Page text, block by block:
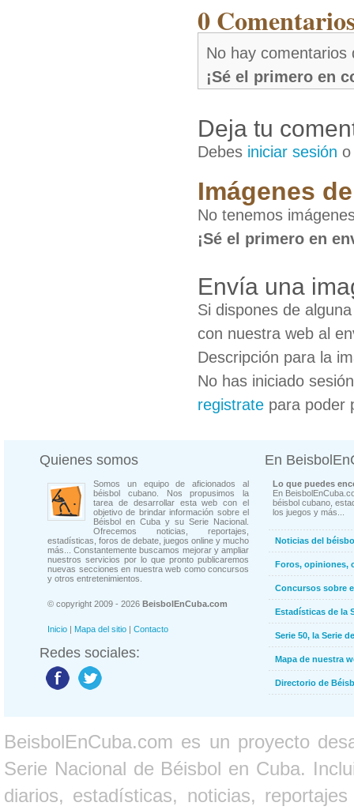
0
No hay
¡Sé el primero en
Deja tu
Debes iniciar sesión
Imágenes
No tenemos
¡Sé el primero en
Envía una
Si dispones de
con nuestra web al
Descripción para la
No has iniciado
registrate para poder
Quienes somos
Somos un equipo de aficionados al
béisbol cubano. Nos propusimos la
tarea de desarrollar esta web con el
objetivo de brindar información sobre el
Béisbol en Cuba y su Serie Nacional.
Ofrecemos noticias, reportajes,
estadísticas, foros de debate, juegos online y mucho
más... Constantemente buscamos mejorar y ampliar
nuestros servicios por lo que pronto publicaremos
nuevas secciones en nuestra web como concursos
y otros entretenimientos.
© copyright 2009 - 2026 BeisbolEnCuba.com
Inicio | Mapa del sitio | Contacto
Redes sociales:
En
Lo que puedes
En
béisbol cubano,
los juegos y más...
Noticias del
Foros, opiniones,
Concursos sobre
Estadísticas de la
Serie 50, la Serie
Mapa de nuestra
Directorio de
BeisbolEnCuba.com es un proyecto
Serie Nacional de Béisbol en Cuba.
diarios, estadísticas, noticias,